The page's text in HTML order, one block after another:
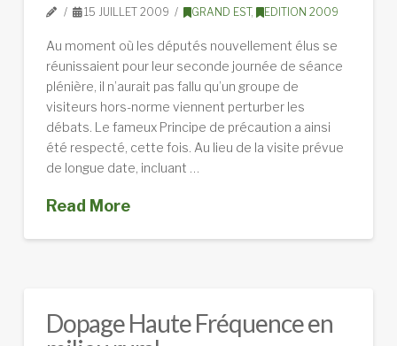
15 JUILLET 2009 GRAND EST, EDITION 2009
Au moment où les députés nouvellement élus se
réunissaient pour leur seconde journée de séance
plénière, il n’aurait pas fallu qu’un groupe de
visiteurs hors-norme viennent perturber les
débats. Le fameux Principe de précaution a ainsi
été respecté, cette fois. Au lieu de la visite prévue
de longue date, incluant …
Read More
Dopage Haute Fréquence en